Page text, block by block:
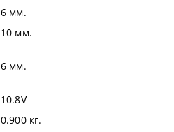
6 мм.
10 мм.
6 мм.
10.8V
0.900 кг.